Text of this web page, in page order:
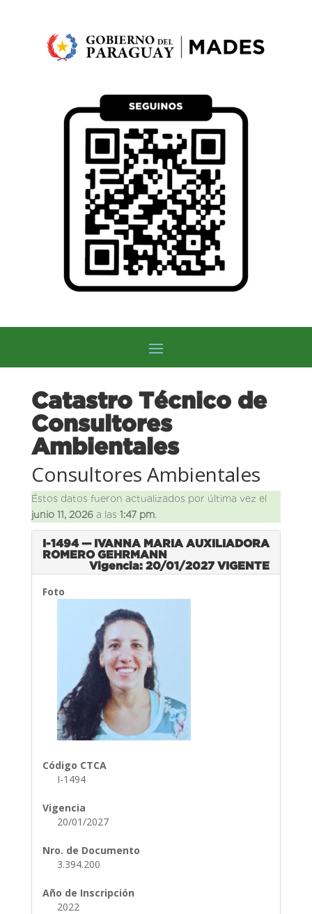
Catastro Técnico de
Consultores
Ambientales
Consultores Ambientales
Éstos datos fueron actualizados por última vez el
junio 11, 2026a las 1:47 pm.
I-1494 — IVANNA MARIA AUXILIADORA
ROMERO GEHRMANN
Vigencia: 20/01/2027VIGENTE
Foto
Código CTCA
I-1494
Vigencia
20/01/2027
Nro. de Documento
3.394.200
Año de Inscripción
2022